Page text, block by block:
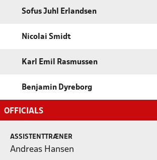
Sofus Juhl Erlandsen
Nicolai Smidt
Karl Emil Rasmussen
Benjamin Dyreborg
OFFICIALS
ASSISTENTTRÆNER
Andreas Hansen